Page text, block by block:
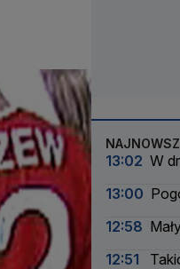
13:02 W
13:00
12:58
12:51